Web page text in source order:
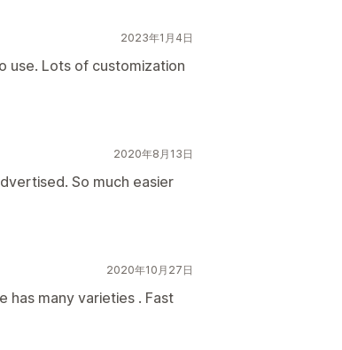
2023年1月4日
use. Lots of customization
2020年8月13日
So much easier
2020年10月27日
has many varieties . Fast